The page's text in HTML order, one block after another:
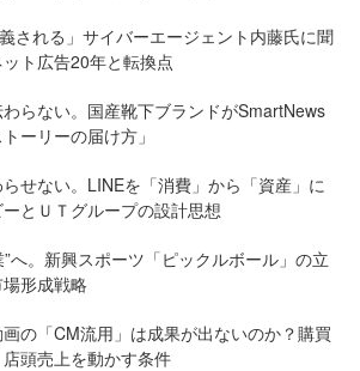
義される」サイバーエージェント内藤氏に聞
ト広告20年と転換点
らない。国産靴下ブランドがSmartNews
ーリーの届け方」
せない。LINEを「消費」から「資産」に
とＵＴグループの設計思想
”へ。新興スポーツ「ピックルボール」の立
形成戦略
の「CM流用」は成果が出ないのか？購買
頭売上を動かす条件